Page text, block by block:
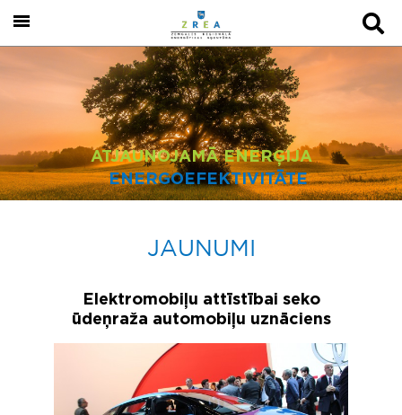
ATJAUNOJAMĀ ENERĢIJA
ENERGOEFEKTIVITĀTE
JAUNUMI
Elektromobiļu attīstībai seko
ūdeņraža automobiļu uznāciens